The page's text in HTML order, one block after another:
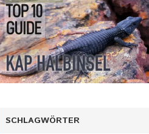
SCHLAGWÖRTER